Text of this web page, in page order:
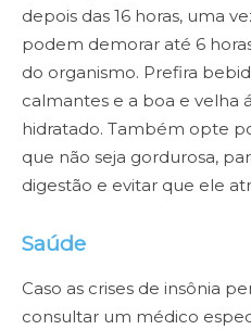
depois das 16 horas, uma
podem demorar até 6
do organismo. Prefira
calmantes e a boa e velha
hidratado. Também opte
que não seja gordurosa,
digestão e evitar que ele
Saúde
Caso as crises de insônia
consultar um médico